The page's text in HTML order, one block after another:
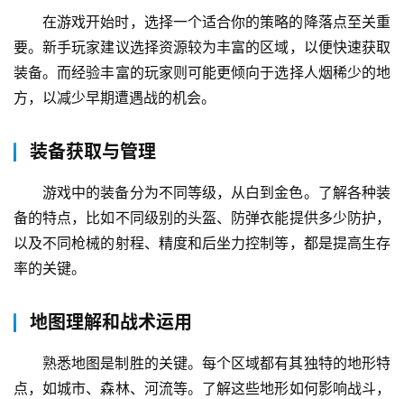
在游戏开始时，选择一个适合你的策略的降落点至关重
要。新手玩家建议选择资源较为丰富的区域，以便快速获取
装备。而经验丰富的玩家则可能更倾向于选择人烟稀少的地
方，以减少早期遭遇战的机会。
装备获取与管理
游戏中的装备分为不同等级，从白到金色。了解各种装
备的特点，比如不同级别的头盔、防弹衣能提供多少防护，
以及不同枪械的射程、精度和后坐力控制等，都是提高生存
率的关键。
地图理解和战术运用
熟悉地图是制胜的关键。每个区域都有其独特的地形特
点，如城市、森林、河流等。了解这些地形如何影响战斗，